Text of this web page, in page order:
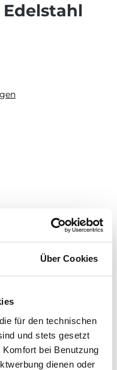
Über Cookies
für den technischen
und stets gesetzt
bei Benutzung
dienen oder